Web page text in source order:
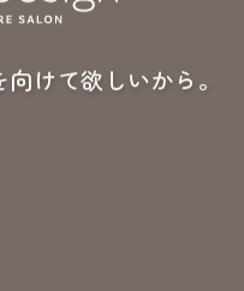
けて欲しいから。